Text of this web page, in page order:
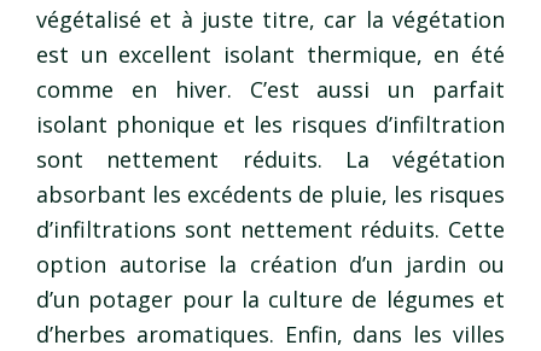
végétalisé et à juste titre, car la végétation
est un excellent isolant thermique, en été
comme en hiver. C’est aussi un parfait
isolant phonique et les risques d’infiltration
sont nettement réduits. La végétation
absorbant les excédents de pluie, les risques
d’infiltrations sont nettement réduits. Cette
option autorise la création d’un jardin ou
d’un potager pour la culture de légumes et
d’herbes aromatiques. Enfin, dans les villes